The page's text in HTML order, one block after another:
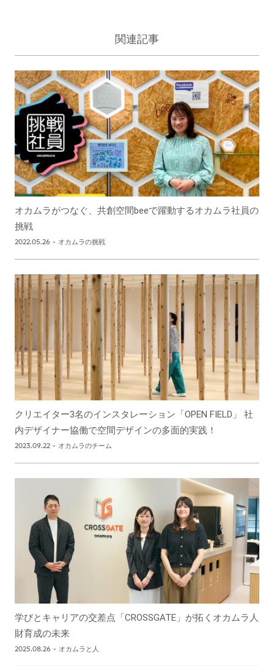
関連記事
オカムラがつなぐ、共創空間beeで躍動するオカムラ社員の
挑戦
2022.05.26 - オカムラの挑戦
クリエイター3名のインスタレーション「OPEN FIELD」 社
内デザイナー協働で空間デザインの多面的実践！
2023.09.22 - オカムラのチーム
学びとキャリアの交差点「CROSSGATE」が拓くオカムラ人
財育成の未来
2025.08.26 - オカムラと人